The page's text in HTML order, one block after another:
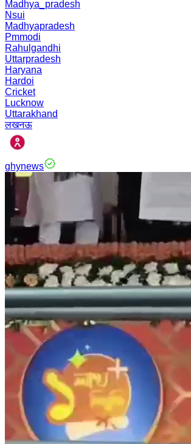
Madhya_pradesh
Nsui
Madhyapradesh
Pmmodi
Rahulgandhi
Uttarpradesh
Haryana
Hardoi
Cricket
Lucknow
Uttarakhand
लखनऊ
ghynews